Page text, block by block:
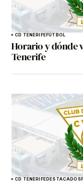
CD TENERIFEFÚTBOL
Horario y dónde
Tenerife
CD TENERIFEDESTACADOS